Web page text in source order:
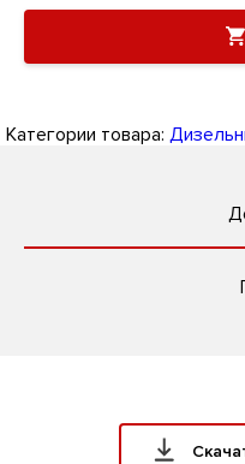
Категории товара: